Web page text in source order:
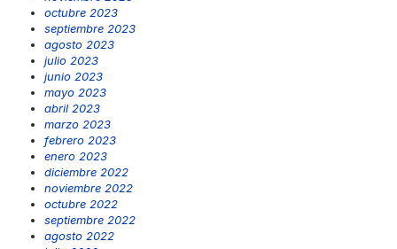
octubre 2023
septiembre 2023
agosto 2023
julio 2023
junio 2023
mayo 2023
abril 2023
marzo 2023
febrero 2023
enero 2023
diciembre 2022
noviembre 2022
octubre 2022
septiembre 2022
agosto 2022